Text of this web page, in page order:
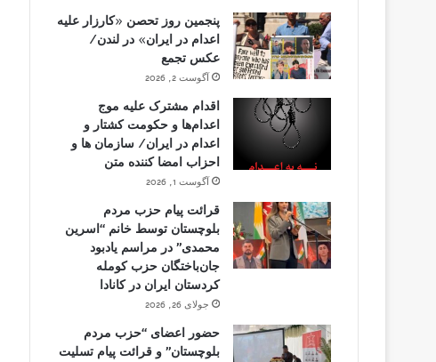
پنجمین روز تحصن «کارزار علیه
اعدام در ایران» در لندن/
عکس تجمع
آگوست 2, 2026
اقدام مشترک علیه موج
اعدام‌ها و حکومت کشتار و
اعدام در ایران/ سازمان ها و
احزاب امضا کننده متن
آگوست 1, 2026
قرائت پیام حزب مردم
بلوچستان توسط خانم “اسرین
محمدی” در مراسم یادبود
جان‌باختگان حزب کومله
کردستان ایران در کانادا
جولای 26, 2026
حضور اعضای “حزب مردم
بلوچستان” و قرائت پیام تسلیت